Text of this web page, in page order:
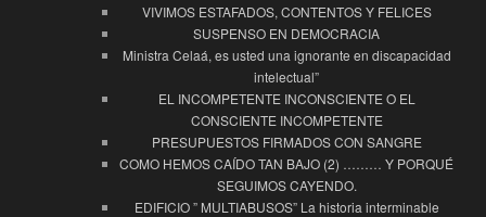
VIVIMOS ESTAFADOS, CONTENTOS Y FELICES
SUSPENSO EN DEMOCRACIA
Ministra Celaá, es usted una ignorante en discapacidad
intelectual”
EL INCOMPETENTE INCONSCIENTE O EL
CONSCIENTE INCOMPETENTE
PRESUPUESTOS FIRMADOS CON SANGRE
COMO HEMOS CAÍDO TAN BAJO (2) ……… Y PORQUÉ
SEGUIMOS CAYENDO.
EDIFICIO ” MULTIABUSOS” La historia interminable